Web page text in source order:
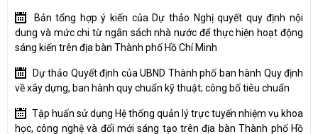
Bản tổng hợp ý kiến của Dự thảo Nghị quyết quy định nội
dung và mức chi từ ngân sách nhà nước để thực hiện hoạt động
sáng kiến trên địa bàn Thành phố Hồ Chí Minh
Dự thảo Quyết định của UBND Thành phố ban hành Quy định
về xây dựng, ban hành quy chuẩn kỹ thuật; công bố tiêu chuẩn
Tập huấn sử dụng Hệ thống quản lý trực tuyến nhiệm vụ khoa
học, công nghệ và đổi mới sáng tạo trên địa bàn Thành phố Hồ